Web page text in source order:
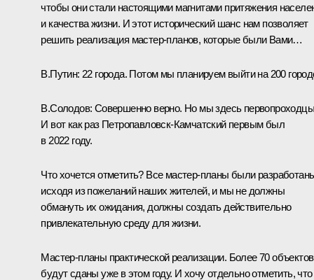
чтобы они стали настоящими магнитами притяжения
и качества жизни. И этот исторический шанс нам позволяет
решить реализация мастер-планов, которые были Вами…
В.Путин: 22 города. Потом мы планируем выйти на 200
В.Солодов: Совершенно верно. Но мы здесь
И вот как раз Петропавловск-Камчатский первым был
в 2022 году.
Что хочется отметить? Все мастер-планы были
исходя из пожеланий наших жителей, и мы не должны
обмануть их ожидания, должны создать действительно
привлекательную среду для жизни.
Мастер-планы практической реализации. Более 70 объектов
будут сданы уже в этом году. И хочу отдельно отметить, что